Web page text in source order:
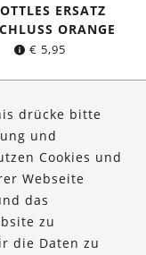
ERSATZ
ORANGE
€ 5,95
drücke bitte
und
Cookies und
Webseite
das
zu
die Daten zu